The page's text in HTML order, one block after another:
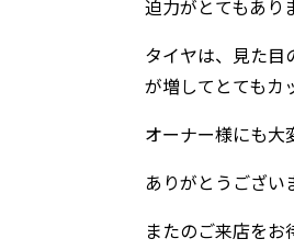
迫力がとてもあり
タイヤは、見た目
が増してとてもカ
オーナー様にも大
ありがとうござい
またのご来店をお